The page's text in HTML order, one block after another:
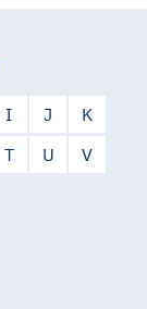
I J
K
T U
V